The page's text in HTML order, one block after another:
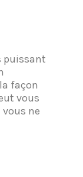
puissant
façon
vous
ne